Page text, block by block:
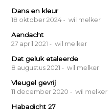
Dans en kleur
18 oktober 2024 - wil melker
Aandacht
27 april 2021 - wil melker
Dat geluk etaleerde
8 augustus 2021 - wil melker
Vleugel gevrij
11 december 2020 - wil melker
Habadicht 27